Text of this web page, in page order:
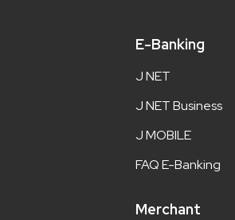
E-Banking
J NET
J NET Business
J MOBILE
FAQ E-Banking
Merchant